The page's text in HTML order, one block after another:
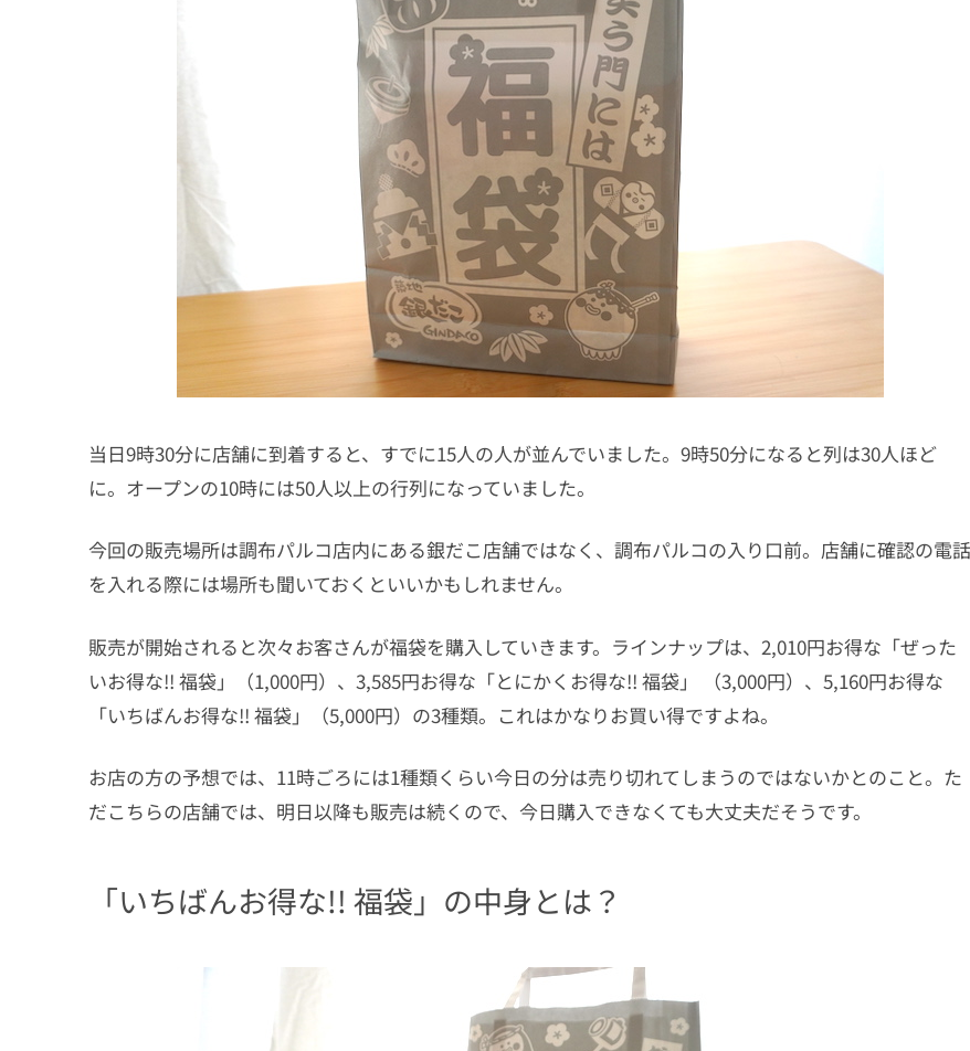
当日9時30分に店舗に到着すると、すでに15人の人が並んでいました。9時50分になると列は30人ほど
に。オープンの10時には50人以上の行列になっていました。
今回の販売場所は調布パルコ店内にある銀だこ店舗ではなく、調布パルコの入り口前。店舗に確認の電話
を入れる際には場所も聞いておくといいかもしれません。
販売が開始されると次々お客さんが福袋を購入していきます。ラインナップは、2,010円お得な「ぜった
いお得な!! 福袋」（1,000円）、3,585円お得な「とにかくお得な!! 福袋」 （3,000円）、5,160円お得な
「いちばんお得な!! 福袋」（5,000円）の3種類。これはかなりお買い得ですよね。
お店の方の予想では、11時ごろには1種類くらい今日の分は売り切れてしまうのではないかとのこと。た
だこちらの店舗では、明日以降も販売は続くので、今日購入できなくても大丈夫だそうです。
「いちばんお得な!! 福袋」の中身とは？